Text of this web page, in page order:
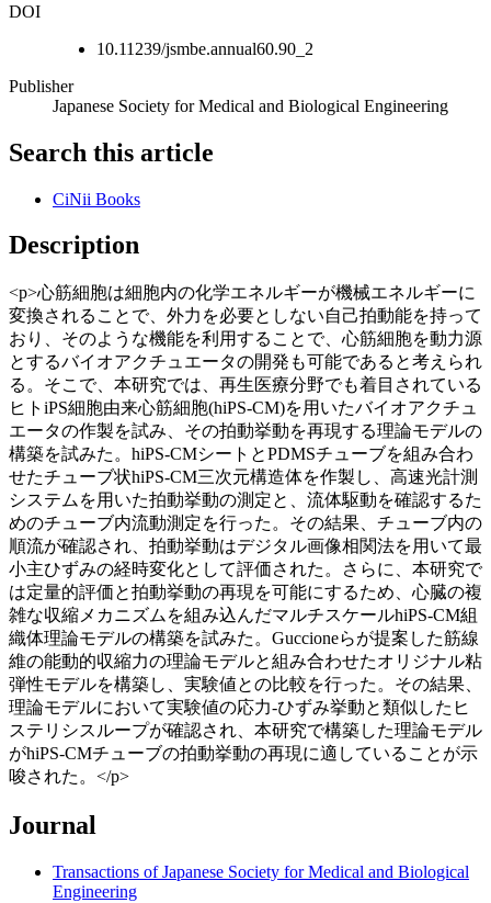
DOI
10.11239/jsmbe.annual60.90_2
Publisher
Japanese Society for Medical and Biological Engineering
Search this article
CiNii Books
Description
<p>心筋細胞は細胞内の化学エネルギーが機械エネルギーに
変換されることで、外力を必要としない自己拍動能を持って
おり、そのような機能を利用することで、心筋細胞を動力源
とするバイオアクチュエータの開発も可能であると考えられ
る。そこで、本研究では、再生医療分野でも着目されている
ヒトiPS細胞由来心筋細胞(hiPS-CM)を用いたバイオアクチュ
エータの作製を試み、その拍動挙動を再現する理論モデルの
構築を試みた。hiPS-CMシートとPDMSチューブを組み合わ
せたチューブ状hiPS-CM三次元構造体を作製し、高速光計測
システムを用いた拍動挙動の測定と、流体駆動を確認するた
めのチューブ内流動測定を行った。その結果、チューブ内の
順流が確認され、拍動挙動はデジタル画像相関法を用いて最
小主ひずみの経時変化として評価された。さらに、本研究で
は定量的評価と拍動挙動の再現を可能にするため、心臓の複
雑な収縮メカニズムを組み込んだマルチスケールhiPS-CM組
織体理論モデルの構築を試みた。Guccioneらが提案した筋線
維の能動的収縮力の理論モデルと組み合わせたオリジナル粘
弾性モデルを構築し、実験値との比較を行った。その結果、
理論モデルにおいて実験値の応力-ひずみ挙動と類似したヒ
ステリシスループが確認され、本研究で構築した理論モデル
がhiPS-CMチューブの拍動挙動の再現に適していることが示
唆された。</p>
Journal
Transactions of Japanese Society for Medical and Biological
Engineering